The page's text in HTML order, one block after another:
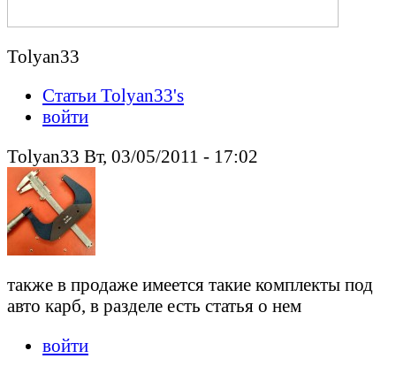
Tolyan33
Статьи Tolyan33's
войти
Tolyan33 Вт, 03/05/2011 - 17:02
также в продаже имеется такие комплекты под
авто карб, в разделе есть статья о нем
войти